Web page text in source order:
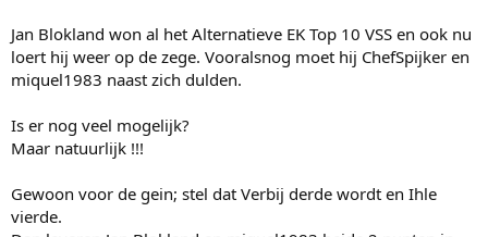
Jan Blokland won al het Alternatieve EK Top 10 VSS en ook nu
loert hij weer op de zege. Vooralsnog moet hij ChefSpijker en
miquel1983 naast zich dulden.
Is er nog veel mogelijk?
Maar natuurlijk !!!
Gewoon voor de gein; stel dat Verbij derde wordt en Ihle
vierde.